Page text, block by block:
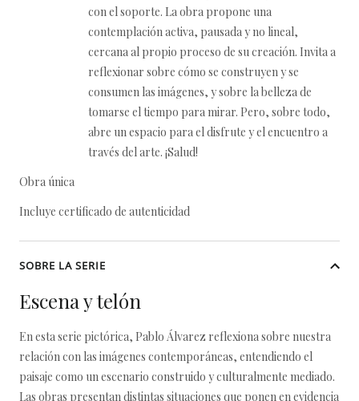
con el soporte. La obra propone una
contemplación activa, pausada y no lineal,
cercana al propio proceso de su creación. Invita a
reflexionar sobre cómo se construyen y se
consumen las imágenes, y sobre la belleza de
tomarse el tiempo para mirar. Pero, sobre todo,
abre un espacio para el disfrute y el encuentro a
través del arte. ¡Salud!
Obra única
Incluye certificado de autenticidad
SOBRE LA SERIE
Escena y telón
En esta serie pictórica, Pablo Álvarez reflexiona sobre nuestra
relación con las imágenes contemporáneas, entendiendo el
paisaje como un escenario construido y culturalmente mediado.
Las obras presentan distintas situaciones que ponen en evidencia